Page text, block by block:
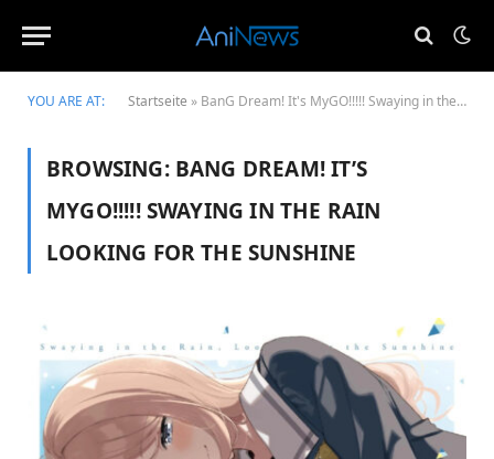
YOU ARE AT: Startseite » BanG Dream! It's MyGO!!!!! Swaying in the Rain Looking for the Sunshine
BROWSING: BANG DREAM! IT’S
MYGO!!!!! SWAYING IN THE RAIN
LOOKING FOR THE SUNSHINE